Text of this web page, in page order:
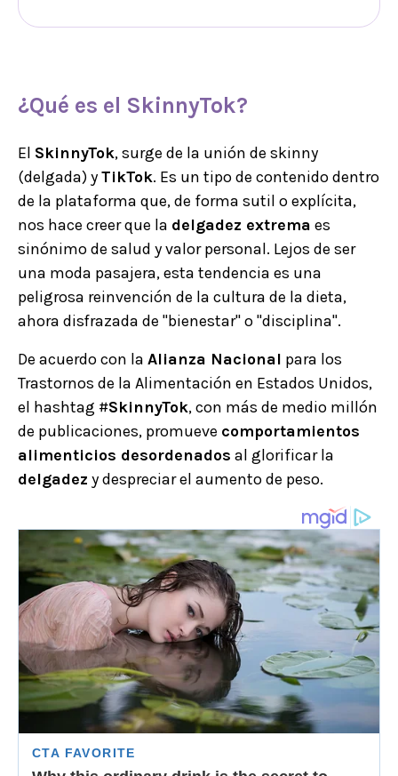
¿Qué es el SkinnyTok?
El SkinnyTok, surge de la unión de skinny
(delgada) yTikTok. Es un tipo de contenido dentro
de la plataforma que, de forma sutil o explícita,
nos hace creer que la delgadez extrema es
sinónimo de salud y valor personal. Lejos de ser
una moda pasajera, esta tendencia es una
peligrosa reinvención de la cultura de la dieta,
ahora disfrazada de "bienestar" o "disciplina".
De acuerdo con la Alianza Nacional para los
Trastornos de la Alimentación en Estados Unidos,
el hashtag #SkinnyTok, con más de medio millón
de publicaciones, promueve comportamientos
alimenticios desordenados al glorificar la
delgadez y despreciar el aumento de peso.